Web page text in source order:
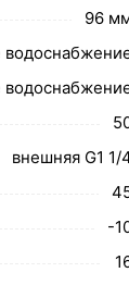
больших
нажмите на
на сайте.
50015114
96
внешняя G1 1/
-